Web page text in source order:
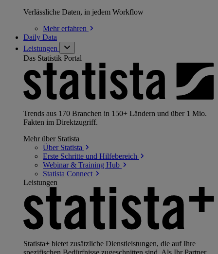
Verlässliche Daten, in jedem Workflow
Mehrerfahren
Daily Data
Leistungen
Das Statistik Portal
Trends aus 170 Branchen in 150+ Ländern und über 1 Mio.
Fakten im Direktzugriff.
Mehr über Statista
Über Statista
Erste Schritte und Hilfebereich
Webinar & Training Hub
Statista Connect
Leistungen
Statista+ bietet zusätzliche Dienstleistungen, die auf Ihre
spezifischen Bedürfnisse zugeschnitten sind. Als Ihr Partner